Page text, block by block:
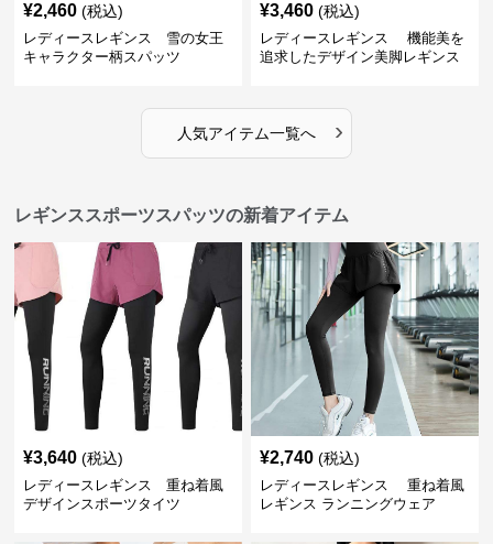
¥2,460 (税込)
レディースレギンス 雪の女王
キャラクター柄スパッツ
¥3,460 (税込)
レディースレギンス 機能美を
追求したデザイン美脚レギンス
人気アイテム一覧へ ›
レギンススポーツスパッツの新着アイテム
¥3,640 (税込)
レディースレギンス 重ね着風
デザインスポーツタイツ
¥2,740 (税込)
レディースレギンス 重ね着風
レギンス ランニングウェア